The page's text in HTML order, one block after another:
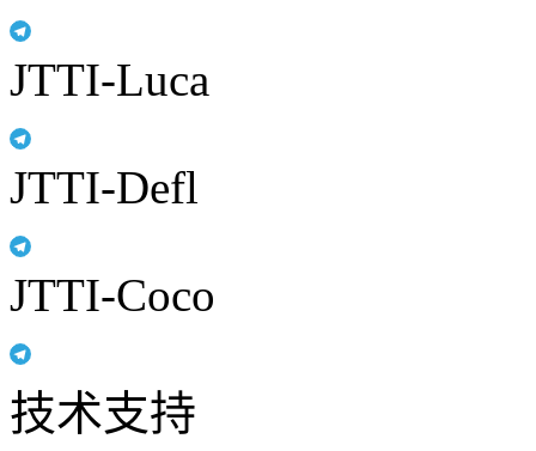
JTTI-Luca
JTTI-Defl
JTTI-Coco
技术支持